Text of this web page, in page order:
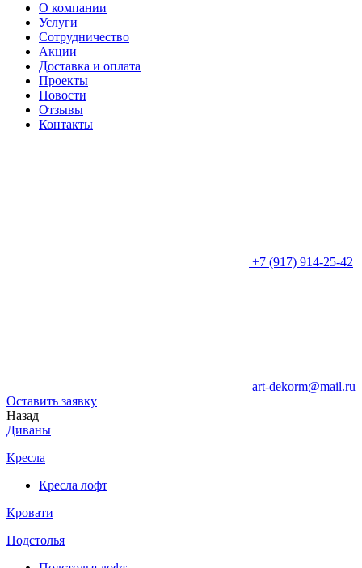
О компании
Услуги
Сотрудничество
Акции
Доставка и оплата
Проекты
Новости
Отзывы
Контакты
+7 (917) 914-25-42
art-dekorm@mail.ru
Оставить заявку
Назад
Диваны
Кресла
Кресла лофт
Кровати
Подстолья